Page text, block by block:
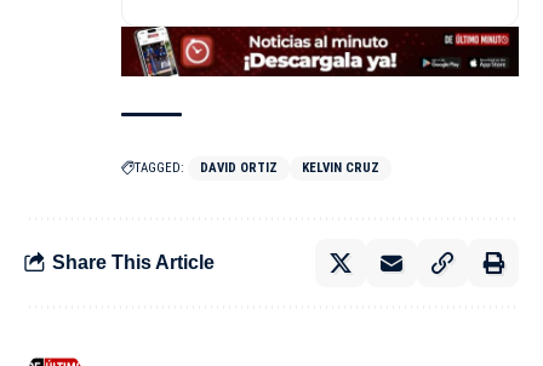
TAGGED: DAVID ORTIZ KELVIN CRUZ
Share This Article